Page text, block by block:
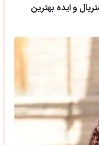
و ایده بهترین